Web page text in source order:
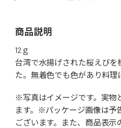
商品説明
12ｇ
台湾で水揚げされた桜えびを
た。無着色でも色があり料理
※写真はイメージです。実物
ます。※パッケージ画像は予
ございます。また、商品表示